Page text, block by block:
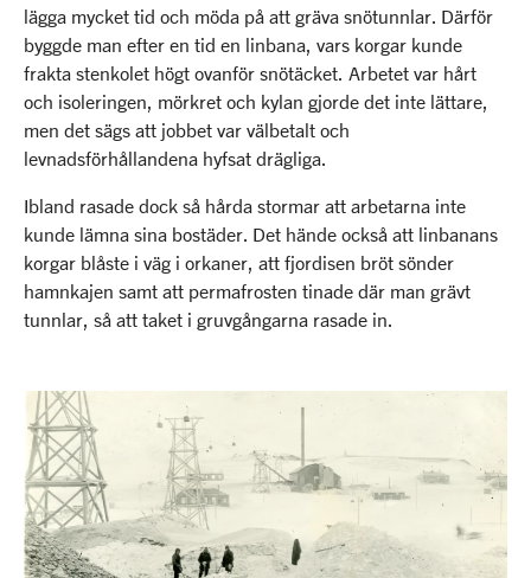
lägga mycket tid och möda på att gräva snötunnlar. Därför
byggde man efter en tid en linbana, vars korgar kunde
frakta stenkolet högt ovanför snötäcket. Arbetet var hårt
och isoleringen, mörkret och kylan gjorde det inte lättare,
men det sägs att jobbet var välbetalt och
levnadsförhållandena hyfsat drägliga.
Ibland rasade dock så hårda stormar att arbetarna inte
kunde lämna sina bostäder. Det hände också att linbanans
korgar blåste i väg i orkaner, att fjordisen bröt sönder
hamnkajen samt att permafrosten tinade där man grävt
tunnlar, så att taket i gruvgångarna rasade in.